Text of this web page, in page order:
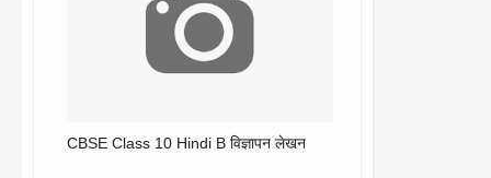
CBSE Class 10 Hindi B विज्ञापन लेखन